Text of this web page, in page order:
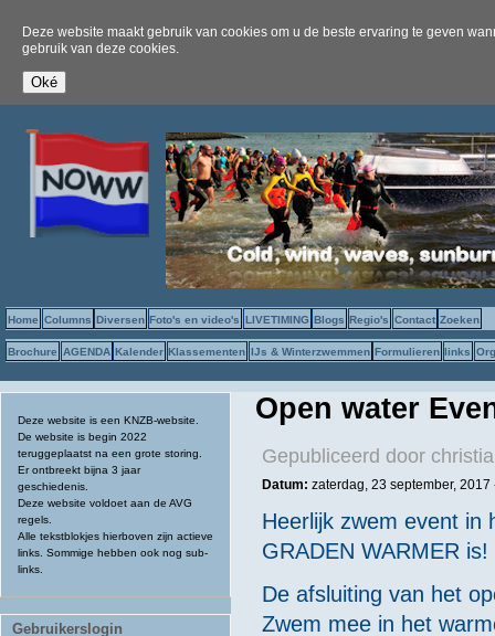
Deze website maakt gebruik van cookies om u de beste ervaring te geven
gebruik van deze cookies.
Home Columns Diversen Foto's en video's LIVETIMING Blogs Regio's Contact Zoeken
Brochure AGENDA Kalender Klassementen IJs & Winterzwemmen Formulieren links
Deze website is een KNZB-website.
De website is begin 2022
teruggeplaatst na een grote storing.
Er ontbreekt bijna 3 jaar
geschiedenis.
Deze website voldoet aan de AVG
regels.
Alle tekstblokjes hierboven zijn actieve
links. Sommige hebben ook nog sub-
links.
Gebruikerslogin
Open water
Gepubliceerd door
Datum: zaterdag, 23 september, 2017
Heerlijk zwem event in
GRADEN WARMER is!
De afsluiting van het
Zwem mee in het